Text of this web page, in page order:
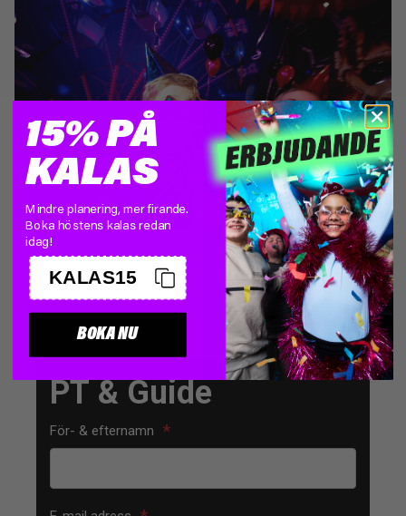
15% PÅ
KALAS
Mindre planering, mer firande.
Boka höstens kalas redan
idag!
KALAS15
BOKA NU